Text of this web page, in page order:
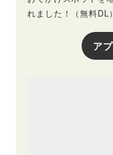
れました！（無料DL）
ア